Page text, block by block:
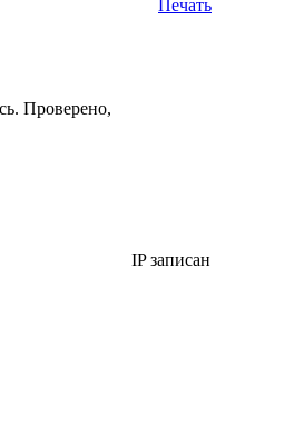
Печать
Проверено,
IP записан